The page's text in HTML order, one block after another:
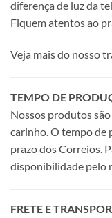
diferença de luz da
Fiquem atentos ao
Veja mais do nosso
TEMPO DE
Nossos produtos
carinho. O tempo de
prazo dos Correios.
disponibilidade pelo
FRETE E